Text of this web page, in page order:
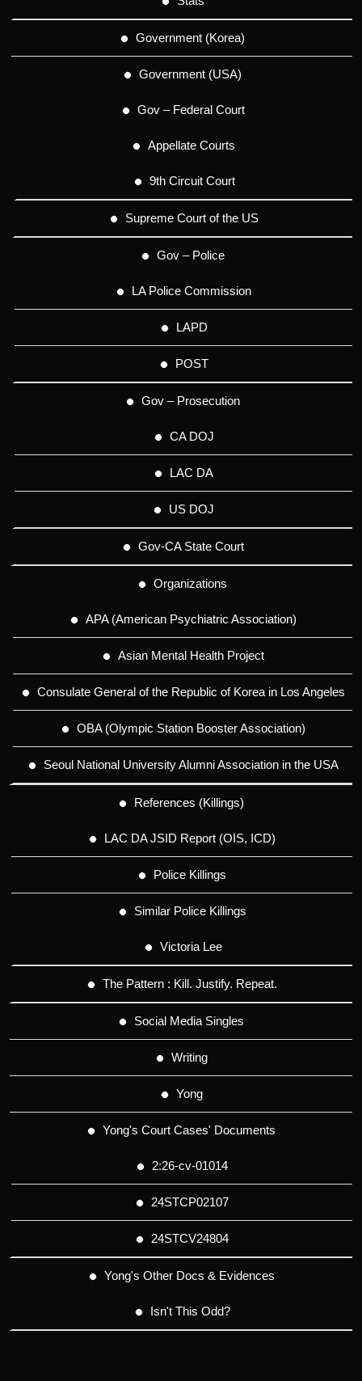
Government (Korea)
Government (USA)
Gov – Federal Court
Appellate Courts
9th Circuit Court
Supreme Court of the US
Gov – Police
LA Police Commission
LAPD
POST
Gov – Prosecution
CA DOJ
LAC DA
US DOJ
Gov-CA State Court
Organizations
APA (American Psychiatric Association)
Asian Mental Health Project
Consulate General of the Republic of Korea in Los Angeles
OBA (Olympic Station Booster Association)
Seoul National University Alumni Association in the USA
References (Killings)
LAC DA JSID Report (OIS, ICD)
Police Killings
Similar Police Killings
Victoria Lee
The Pattern : Kill. Justify. Repeat.
Social Media Singles
Writing
Yong
Yong's Court Cases' Documents
2:26-cv-01014
24STCP02107
24STCV24804
Yong's Other Docs & Evidences
Isn't This Odd?